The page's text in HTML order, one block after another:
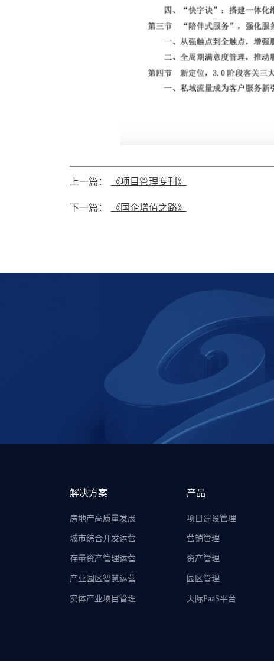
上一篇： 《项目管理专刊》
下一篇： 《国企增值之路》
解决方案
房地产高质量发展
城市综合开发运营
存量资产管理运营
产业园区智慧运营
实体产业项目管理
产品
项目建设管理
营销管理
资产管理
园区管理
天际PaaS平台